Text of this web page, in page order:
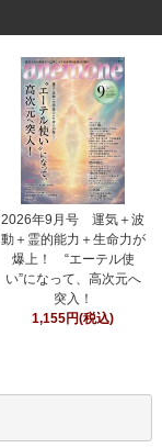
2026年9月号 運気＋波
動＋霊的能力＋生命力が
爆上！ “エーテル使
い”になって、高次元へ
突入！
1,155円(税込)